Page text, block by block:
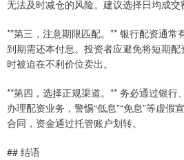
无法及时减仓的风险。建议选择日均成交
**第三，注意期限匹配。** 银行配资通常
到期需还本付息。投资者应避免将短期
时被迫在不利价位卖出。
**第四，选择正规渠道。** 务必通过银行
办理配资业务，警惕“低息”“免息”等虚假
合同，资金通过托管账户划转。
## 结语